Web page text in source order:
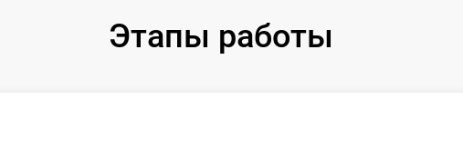
Этапы работы